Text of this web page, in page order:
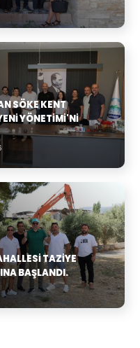
SÖKE KENT
YÖNETIMI'NI
TAZIYE
BAŞLANDI.